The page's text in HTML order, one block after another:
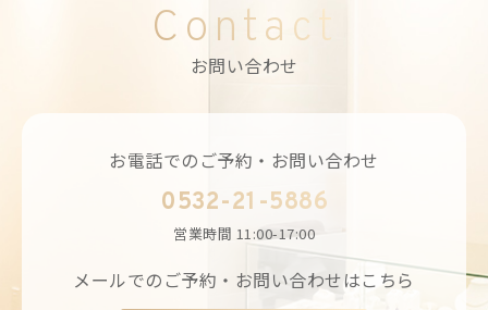
Contact
お問い合わせ
お電話でのご予約・お問い合わせ
0532-21-5886
営業時間 11:00-17:00
メールでのご予約・お問い合わせはこちら